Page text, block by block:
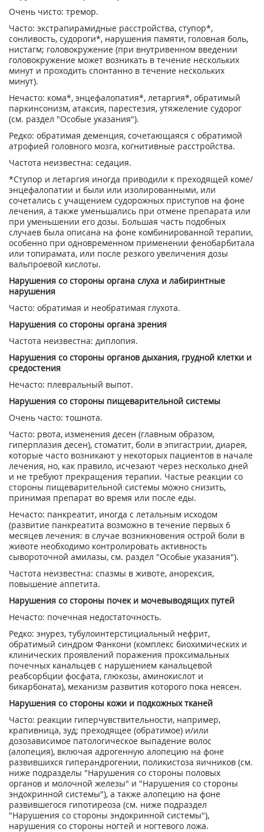
Очень чисто: тремор.
Часто: экстрапирамидные расстройства, ступор*,
сонливость, судороги*, нарушения памяти, головная боль,
нистагм; головокружение (при внутривенном введении
головокружение может возникать в течение нескольких
минут и проходить спонтанно в течение нескольких
минут).
Нечасто: кома*, энцефалопатия*, летаргия*, обратимый
паркинсонизм, атаксия, парестезия, утяжеление судорог
(см. раздел "Особые указания").
Редко: обратимая деменция, сочетающаяся с обратимой
атрофией головного мозга, когнитивные расстройства.
Частота неизвестна: седация.
*Ступор и летаргия иногда приводили к преходящей коме/
энцефалопатии и были или изолированными, или
сочетались с учащением судорожных приступов на фоне
лечения, а также уменьшались при отмене препарата или
при уменьшении его дозы. Большая часть подобных
случаев была описана на фоне комбинированной терапии,
особенно при одновременном применении фенобарбитала
или топирамата, или после резкого увеличения дозы
вальпроевой кислоты.
Нарушения со стороны органа слуха и лабиринтные
нарушения
Часто: обратимая и необратимая глухота.
Нарушения со стороны органа зрения
Частота неизвестна: диплопия.
Нарушения со стороны органов дыхания, грудной клетки и
средостения
Нечасто: плевральный выпот.
Нарушения со стороны пищеварительной системы
Очень часто: тошнота.
Часто: рвота, изменения десен (главным образом,
гиперплазия десен), стоматит, боли в эпигастрии, диарея,
которые часто возникают у некоторых пациентов в начале
лечения, но, как правило, исчезают через несколько дней
и не требуют прекращения терапии. Частые реакции со
стороны пищеварительной системы можно снизить,
принимая препарат во время или после еды.
Нечасто: панкреатит, иногда с летальным исходом
(развитие панкреатита возможно в течение первых 6
месяцев лечения: в случае возникновения острой боли в
животе необходимо контролировать активность
сывороточной амилазы, см. раздел "Особые указания").
Частота неизвестна: спазмы в животе, анорексия,
повышение аппетита.
Нарушения со стороны почек и мочевыводящих путей
Нечасто: почечная недостаточность.
Редко: энурез, тубулоинтерстициальный нефрит,
обратимый синдром Фанкони (комплекс биохимических и
клинических проявлений поражения проксимальных
почечных канальцев с нарушением канальцевой
реабсорбции фосфата, глюкозы, аминокислот и
бикарбоната), механизм развития которого пока неясен.
Нарушения со стороны кожи и подкожных тканей
Часто: реакции гиперчувствительности, например,
крапивница, зуд; преходящее (обратимое) и/или
дозозависимое патологическое выпадение волос
(алопеция), включая адрогенную алопецию на фоне
развившихся гиперандрогении, поликистоза яичников (см.
ниже подразделы "Нарушения со стороны половых
органов и молочной железы" и "Нарушения со стороны
эндокринной системы"), а также алопецию на фоне
развившегося гипотиреоза (см. ниже подраздел
"Нарушения со стороны эндокринной системы"),
нарушения со стороны ногтей и ногтевого ложа.